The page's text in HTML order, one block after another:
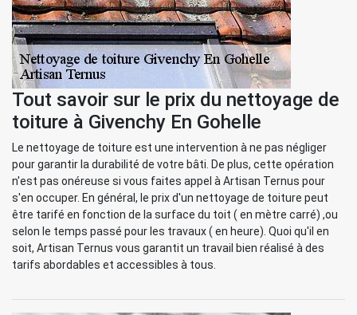
Tout savoir sur le prix du nettoyage de
toiture à Givenchy En Gohelle
Le nettoyage de toiture est une intervention à ne pas négliger
pour garantir la durabilité de votre bâti. De plus, cette opération
n'est pas onéreuse si vous faites appel à Artisan Ternus pour
s'en occuper. En général, le prix d'un nettoyage de toiture peut
être tarifé en fonction de la surface du toit ( en mètre carré) ,ou
selon le temps passé pour les travaux ( en heure). Quoi qu'il en
soit, Artisan Ternus vous garantit un travail bien réalisé à des
tarifs abordables et accessibles à tous.